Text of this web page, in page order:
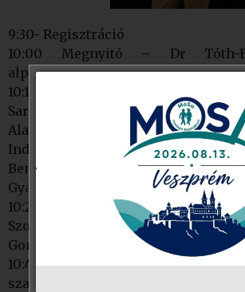
9:30- Regisztráció
10:00 Megnyitó – Dr Tóth-
alpolgármester
10:10 Monszpart Zsolt kuratórium
Sarolta Egészséges Életmódért
Alapítvány
Indító percek – emlékezés Monspart
Bemutatkozik a MoSa Alapítvány
Gyalogló Klubhálózat
10:25 Dr. Juhász Roland
Szolgáltató Központ Nonprofit Kft.
Gondosóra Program bemutatása
10:40 Sebestyén Andrea,
szaktanácsadó, chi-kung-, arctorna-,